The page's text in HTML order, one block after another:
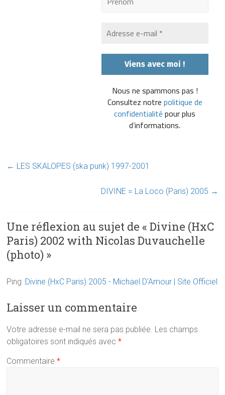
Nous ne spammons pas !
Consultez notre politique de
confidentialité pour plus
d’informations.
← LES SKALOPES (ska punk) 1997-2001
DIVINE = La Loco (Paris) 2005 →
Une réflexion au sujet de «Divine (HxC
Paris) 2002 with Nicolas Duvauchelle
(photo) »
Ping :Divine (HxC Paris) 2005 - Michael D'Amour | Site Officiel
Laisser un commentaire
Votre adresse e-mail ne sera pas publiée. Les champs
obligatoires sont indiqués avec*
Commentaire*